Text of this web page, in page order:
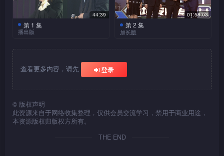
44:39
第 1 集
播出版
员带来舞狮表演，跟冼靖峰、
黄奕斌合唱激昂歌曲。谭俊
鸿钧、姚子羚获警察乐队伴
奏，唱出勇毅精神。在民安队
花式单车助演下，钟柔美、朱
主爱、蔡咏琪唤出<小清新>。
01:58:03
第 2 集
加长版
查看更多内容，请先 登录
© 版权声明
此资源来自于网络收集整理，仅供会员交流学习，禁用于商业用途，
本资源版权归版权方所有。
THE END